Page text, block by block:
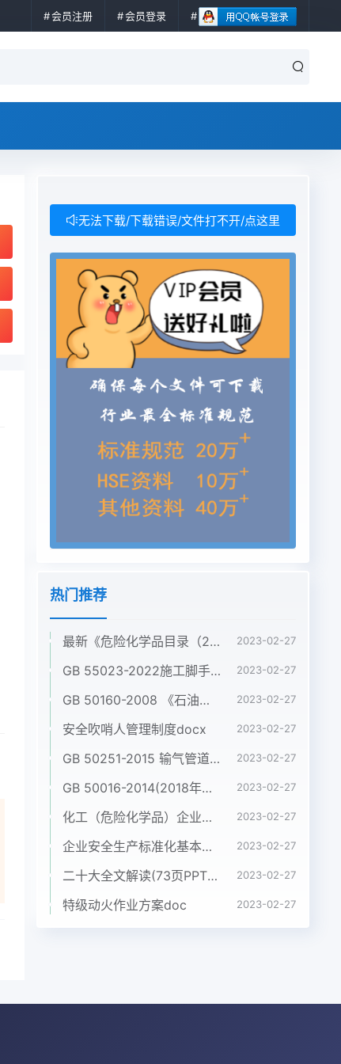
会员注册 会员登录
无法下载/下载错误/文件打不开/点这里
热门推荐
最新《危险化学品目录（2022调整版）》pdf 2023-02-27
GB 55023-2022施工脚手架通用规范pdf 2023-02-27
GB 50160-2008 《石油化工企业设计防火标准》（2018年版）pdf 2023-02-27
安全吹哨人管理制度docx 2023-02-27
GB 50251-2015 输气管道工程设计规范pdf 2023-02-27
GB 50016-2014(2018年版) 建筑设计防火规范(高清版）pdf 2023-02-27
化工（危险化学品）企业五懂五会五能应知应会手册pdf 2023-02-27
企业安全生产标准化基本规范 GB_T 33000-2016pdf 2023-02-27
二十大全文解读(73页PPT)pptx 2023-02-27
特级动火作业方案doc 2023-02-27